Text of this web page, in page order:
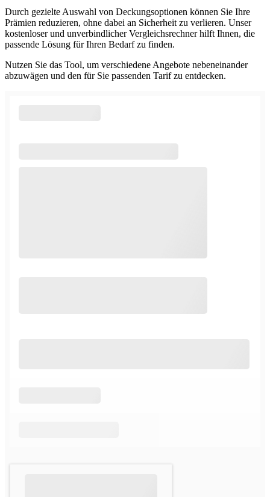
Durch gezielte Auswahl von Deckungsoptionen können Sie Ihre
Prämien reduzieren, ohne dabei an Sicherheit zu verlieren. Unser
kostenloser und unverbindlicher Vergleichsrechner hilft Ihnen, die
passende Lösung für Ihren Bedarf zu finden.
Nutzen Sie das Tool, um verschiedene Angebote nebeneinander
abzuwägen und den für Sie passenden Tarif zu entdecken.